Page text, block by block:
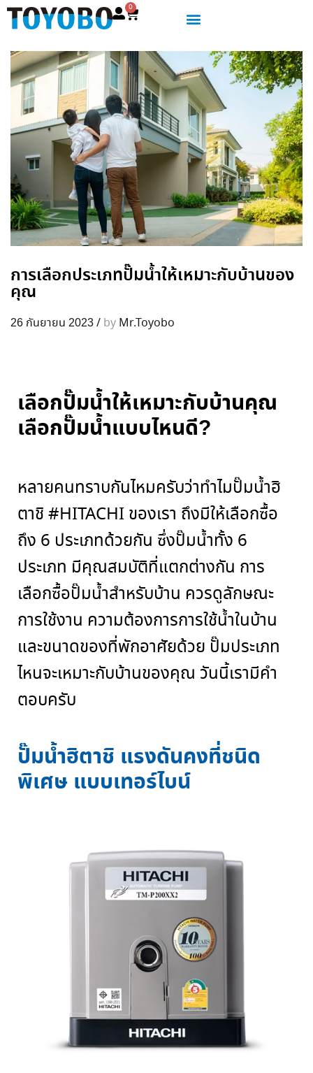
0
การเลือกประเภทปั๊มน้ำให้เหมาะกับบ้านของ
คุณ
26 กันยายน 2023/ by Mr.Toyobo
เลือกปั๊มน้ำให้เหมาะกับบ้านคุณ
เลือกปั๊มน้ำแบบไหนดี?
หลายคนทราบกันไหมครับว่าทำไมปั๊มน้ำฮิ
ตาชิ #HITACHI ของเรา ถึงมีให้เลือกซื้อ
ถึง 6 ประเภทด้วยกัน ซึ่งปั๊มน้ำทั้ง 6
ประเภท มีคุณสมบัติที่แตกต่างกัน การ
เลือกซื้อปั๊มน้ำสำหรับบ้าน ควรดูลักษณะ
การใช้งาน ความต้องการการใช้น้ำในบ้าน
และขนาดของที่พักอาศัยด้วย ปั๊มประเภท
ไหนจะเหมาะกับบ้านของคุณ วันนี้เรามีคำ
ตอบครับ
ปั๊มน้ำฮิตาชิ แรงดันคงที่ชนิด
พิเศษ แบบเทอร์ไบน์